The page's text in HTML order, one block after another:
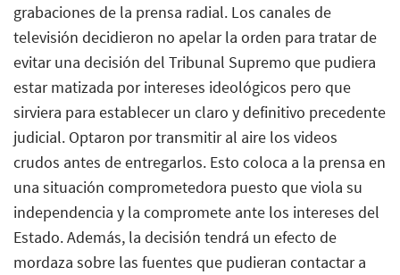
grabaciones de la prensa radial. Los canales de
televisión decidieron no apelar la orden para tratar de
evitar una decisión del Tribunal Supremo que pudiera
estar matizada por intereses ideológicos pero que
sirviera para establecer un claro y definitivo precedente
judicial. Optaron por transmitir al aire los videos
crudos antes de entregarlos. Esto coloca a la prensa en
una situación comprometedora puesto que viola su
independencia y la compromete ante los intereses del
Estado. Además, la decisión tendrá un efecto de
mordaza sobre las fuentes que pudieran contactar a